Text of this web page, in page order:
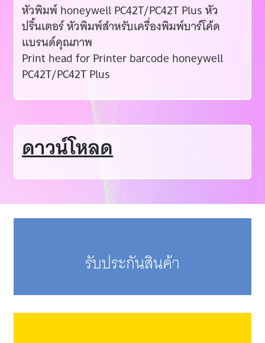
หัวพิมพ์ honeywell PC42T/PC42T Plus หัว
ปริ้นเตอร์ หัวพิมพ์สำหรับเครื่องพิมพ์บาร์โค้ด
แบรนด์คุณภาพ
Print head for Printer barcode honeywell
PC42T/PC42T Plus
ดาวน์โหลด
รับประกันสินค้า